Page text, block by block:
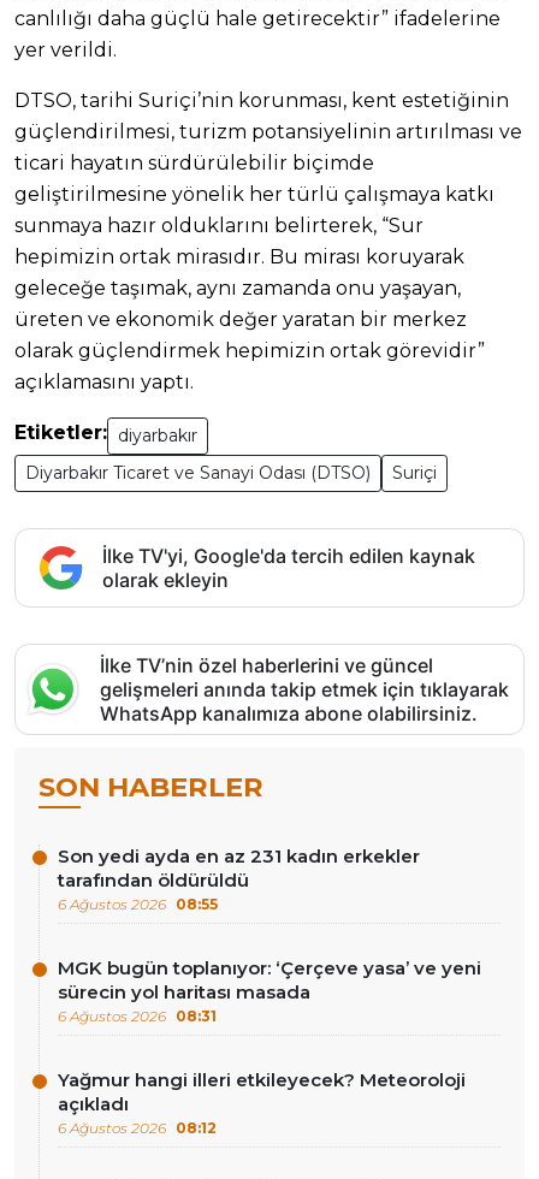
canlılığı daha güçlü hale getirecektir” ifadelerine
yer verildi.
DTSO, tarihi Suriçi’nin korunması, kent estetiğinin
güçlendirilmesi, turizm potansiyelinin artırılması ve
ticari hayatın sürdürülebilir biçimde
geliştirilmesine yönelik her türlü çalışmaya katkı
sunmaya hazır olduklarını belirterek, “Sur
hepimizin ortak mirasıdır. Bu mirası koruyarak
geleceğe taşımak, aynı zamanda onu yaşayan,
üreten ve ekonomik değer yaratan bir merkez
olarak güçlendirmek hepimizin ortak görevidir”
açıklamasını yaptı.
Etiketler: diyarbakır
Diyarbakır Ticaret ve Sanayi Odası (DTSO)
Suriçi
İlke TV'yi, Google'da tercih edilen kaynak
olarak ekleyin
İlke TV’nin özel haberlerini ve güncel
gelişmeleri anında takip etmek için tıklayarak
WhatsApp kanalımıza abone olabilirsiniz.
SON HABERLER
Son yedi ayda en az 231 kadın erkekler
tarafından öldürüldü
6 Ağustos 2026 08:55
MGK bugün toplanıyor: ‘Çerçeve yasa’ ve yeni
sürecin yol haritası masada
6 Ağustos 2026 08:31
Yağmur hangi illeri etkileyecek? Meteoroloji
açıkladı
6 Ağustos 2026 08:12